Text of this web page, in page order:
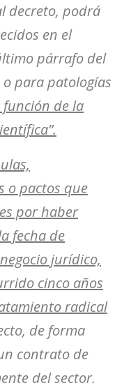
decreto, podrá
en el
párrafo del
para patologías
función de la
o pactos que
por haber
fecha de
jurídico,
cinco años
radical
de forma
contrato de
del sector,